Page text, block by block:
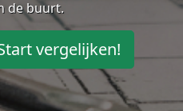
de buurt.
vergelijken!